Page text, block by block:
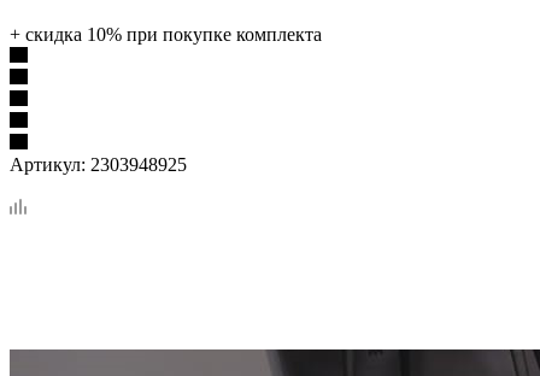
+ скидка 10% при покупке комплекта
Артикул: 2303948925